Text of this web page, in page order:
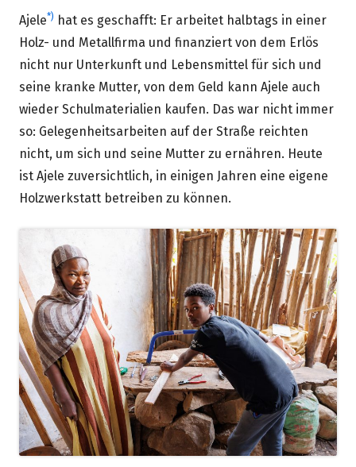
Ajele*) hat es geschafft: Er arbeitet halbtags in einer
Holz- und Metallfirma und finanziert von dem Erlös
nicht nur Unterkunft und Lebensmittel für sich und
seine kranke Mutter, von dem Geld kann Ajele auch
wieder Schulmaterialien kaufen. Das war nicht immer
so: Gelegenheitsarbeiten auf der Straße reichten
nicht, um sich und seine Mutter zu ernähren. Heute
ist Ajele zuversichtlich, in einigen Jahren eine eigene
Holzwerkstatt betreiben zu können.